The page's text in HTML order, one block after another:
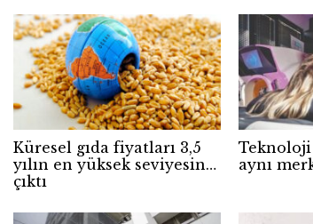
Küresel gıda fiyatları 3,5
yılın en yüksek seviyesine
çıktı
Teknoloji
aynı